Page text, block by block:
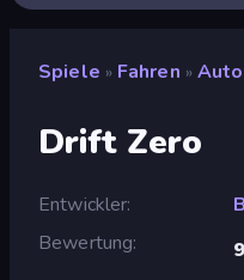
Spiele » Fahren » Auto
Drift Zero
Entwickler
Bewertung